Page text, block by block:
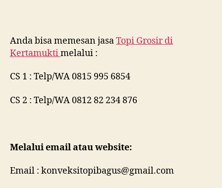
Anda bisa memesan jasaTopi Grosir di
Kertamuktimelalui :
CS 1 : Telp/WA 0815 995 6854
CS 2 : Telp/WA 0812 82 234 876
Melalui email atau website:
Email : konveksitopibagus@gmail.com